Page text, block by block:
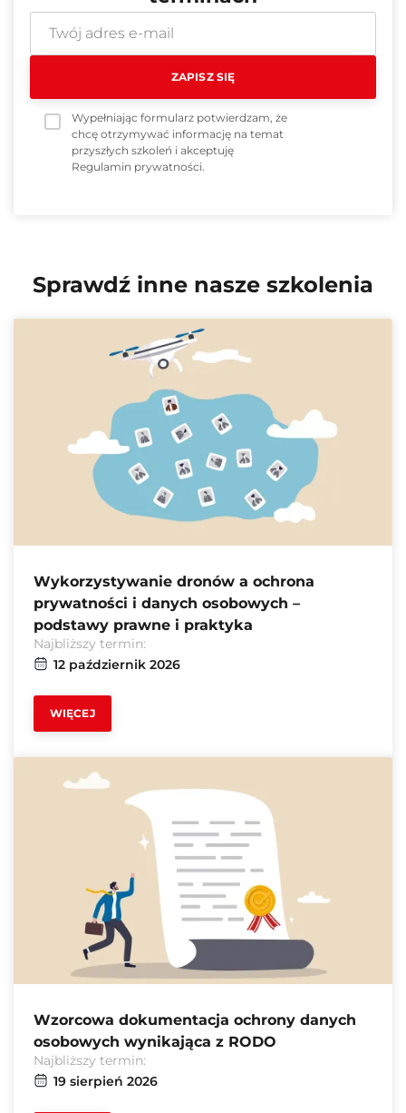
Wypełniając formularz potwierdzam, że
chcę otrzymywać informację na temat
przyszłych szkoleń i akceptuję
Regulamin prywatności
Sprawdź inne nasze szkolenia
Wykorzystywanie dronów a ochrona
prywatności i danych osobowych –
podstawy prawne i praktyka
Najbliższy termin:
12 październik 2026
WIĘCEJ
Wzorcowa dokumentacja ochrony danych
osobowych wynikająca z RODO
Najbliższy termin:
19 sierpień 2026